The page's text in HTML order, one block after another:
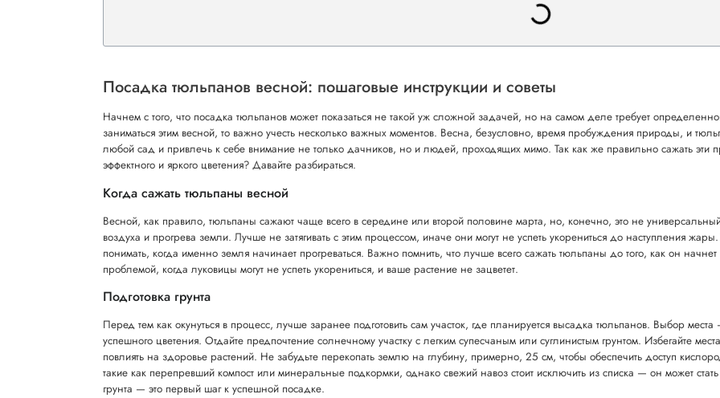
Посадка тюльпанов весной: пошаговые инструкции и советы
Начнем с того, что посадка тюльпанов может показаться не такой уж сложной задачей, но на самом деле требует
заниматься этим весной, то важно учесть несколько важных моментов. Весна, безусловно, время пробуждения природы, и
любой сад и привлечь к себе внимание не только дачников, но и людей, проходящих мимо. Так как же правильно сажать эти
эффектного и яркого цветения? Давайте разбираться.
Когда сажать тюльпаны весной
Весной, как правило, тюльпаны сажают чаще всего в середине или второй половине марта, но, конечно, это не
воздуха и прогрева земли. Лучше не затягивать с этим процессом, иначе они могут не успеть укорениться до наступления жары.
понимать, когда именно земля начинает прогреваться. Важно помнить, что лучше всего сажать тюльпаны до того, как он начнет
проблемой, когда луковицы могут не успеть укорениться, и ваше растение не зацветет.
Подготовка грунта
Перед тем как окунуться в процесс, лучше заранее подготовить сам участок, где планируется высадка тюльпанов. Выбор
успешного цветения. Отдайте предпочтение солнечному участку с легким супесчаным или суглинистым грунтом. Избегайте
повлиять на здоровье растений. Не забудьте перекопать землю на глубину, примерно, 25 см, чтобы обеспечить доступ
такие как перепревший компост или минеральные подкормки, однако свежий навоз стоит исключить из списка — он может
грунта — это первый шаг к успешной посадке.